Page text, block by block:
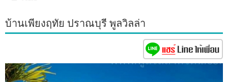
บ้านเพียงฤทัย ปราณบุรี พูลวิลล่า